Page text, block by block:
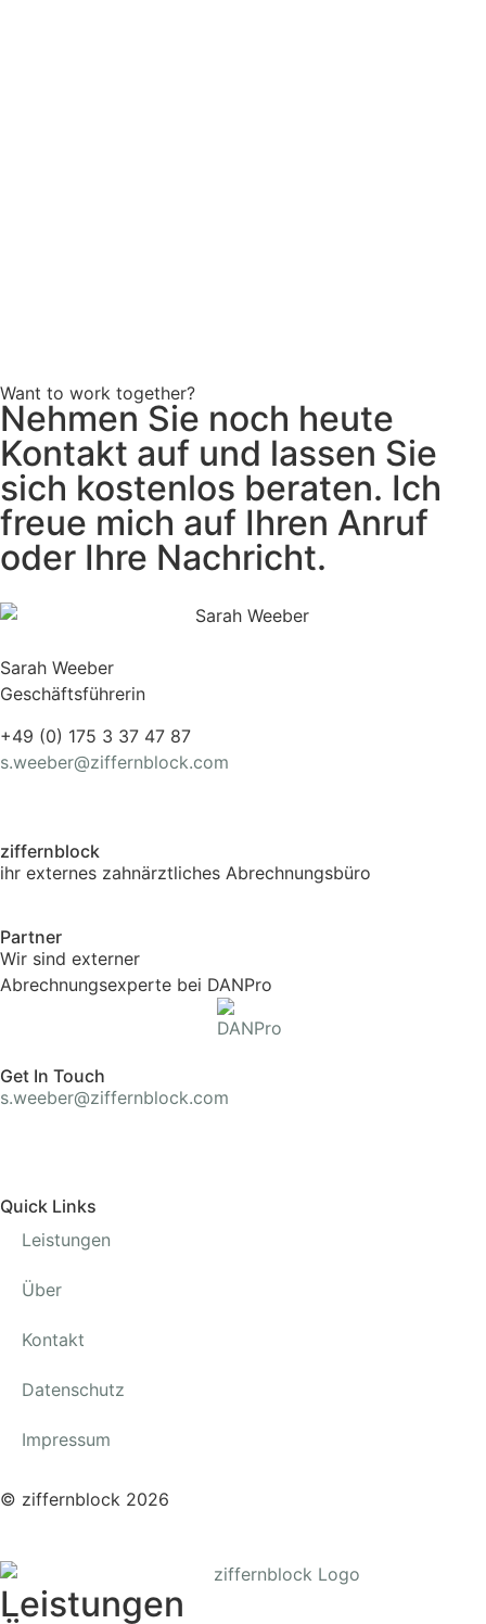
Want to work together?
Nehmen Sie noch heute
Kontakt auf und lassen Sie
sich kostenlos beraten. Ich
freue mich auf Ihren Anruf
oder Ihre Nachricht.
Sarah Weeber
Geschäftsführerin
+49 (0) 175 3 37 47 87
s.weeber@ziffernblock.com
ziffernblock
ihr externes zahnärztliches Abrechnungsbüro
Partner
Wir sind externer
Abrechnungsexperte bei DANPro
Get In Touch
s.weeber@ziffernblock.com
Quick Links
Leistungen
Über
Kontakt
Datenschutz
Impressum
© ziffernblock 2026
Leistungen